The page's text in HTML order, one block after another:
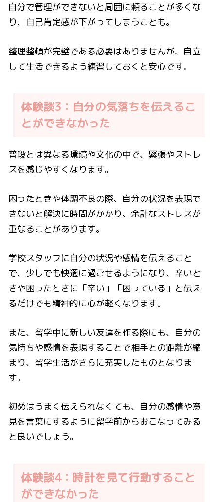
自分で管理ができないと周囲に頼ることが多くな
り、自己肯定感が下がってしまうことも。
整理整頓が完璧である必要はありませんが、自立
して生活できるよう練習しておくと安心です。
体験談3：自分の気落ちを伝えるこ
とができなかった
普段とは異なる環境や文化の中で、緊張やストレ
スを感じやすくなります。
困ったときや体調不良の際、自分の状況を表現で
きないと解決に時間がかかり、余計なストレスが
重なることがあります。
学校スタッフに自分の状況や感情を伝えること
で、少しでも快適に過ごせるようになり、辛いと
きや困ったときに「辛い」「困っている」と伝え
るだけでも精神的に心が軽くなります。
また、留学中に新しい友達を作る際にも、自分の
気持ちや感情を表現することで相手との距離が縮
まり、留学生活がさらに充実したものとなりま
す。
初めはうまく伝えられなくても、自分の感情や意
見を言葉にするように留学前からおこなってみる
と良いでしょう。
体験談4：時計を見て行動すること
ができなかった